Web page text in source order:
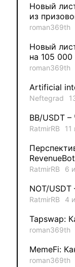
aleksandr-
Jevick 1
Ksenia 1
Kate_AAX
Новый
из
roman369th
Новый
на 105 000
roman369th
Artificial
Neftegrad
BB/USDT
RatmirRB
RevenueBot
RatmirRB 6
NOT/
RatmirRB 4
Tapswap:
roman369th
MemeFi:
roman369th